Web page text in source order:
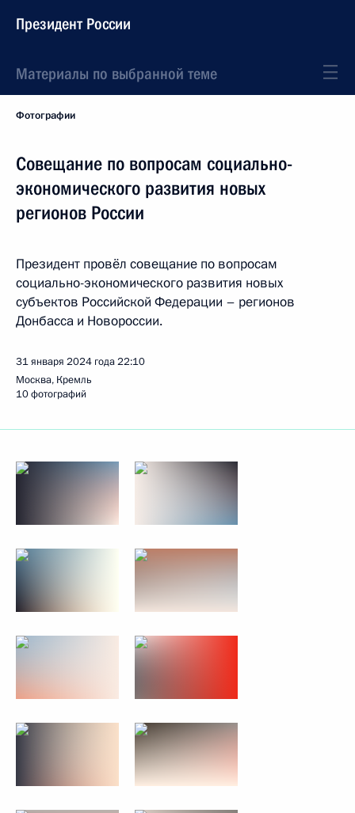
Президент России
Материалы по выбранной теме
Фотографии
Совещание по вопросам социально-
экономического развития новых
регионов России
Президент провёл совещание по вопросам
социально-экономического развития новых
субъектов Российской Федерации – регионов
Донбасса и Новороссии.
31 января 2024 года22:10
Москва, Кремль
10 фотографий